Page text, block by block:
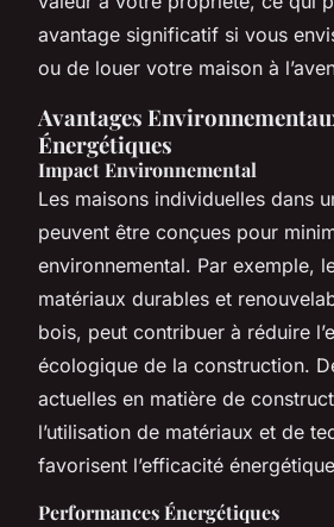
avantage significatif si vous
ou de louer votre maison à
Avantages
Énergétiques
Impact Environnemental
Les maisons individuelles dans
peuvent être conçues pour
environnemental. Par exemple,
matériaux durables et
bois, peut contribuer à réduire
écologique de la construction.
actuelles en matière de
l’utilisation de matériaux et de
favorisent l’efficacité
Performances Énergétiques